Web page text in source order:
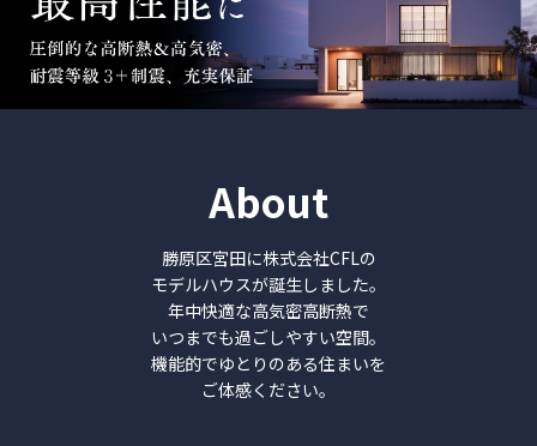
About
勝原区宮田に株式会社CFLの
モデルハウスが誕⽣しました。
年中快適な高気密高断熱で
いつまでも過ごしやすい空間。
機能的でゆとりのある住まいを
ご体感ください。